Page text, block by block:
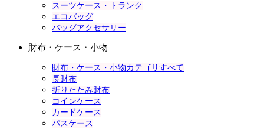
スーツケース・トランク
エコバッグ
バッグアクセサリー
財布・ケース・小物
財布・ケース・小物カテゴリすべて
長財布
折りたたみ財布
コインケース
カードケース
パスケース